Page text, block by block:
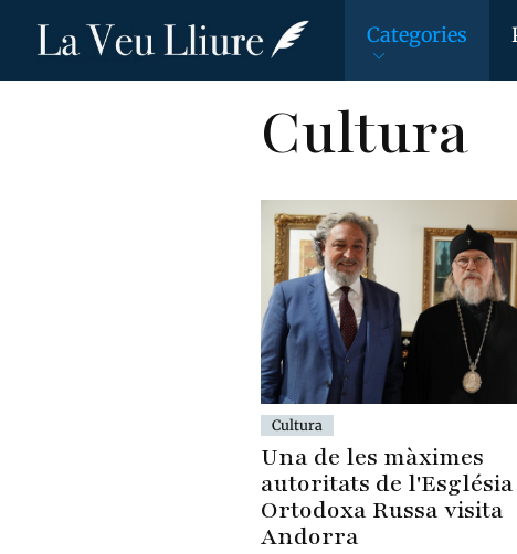
Vés
Categories
Cultura
Cultura
Una de les màximes
autoritats de l'Església
Ortodoxa Russa visita
Andorra